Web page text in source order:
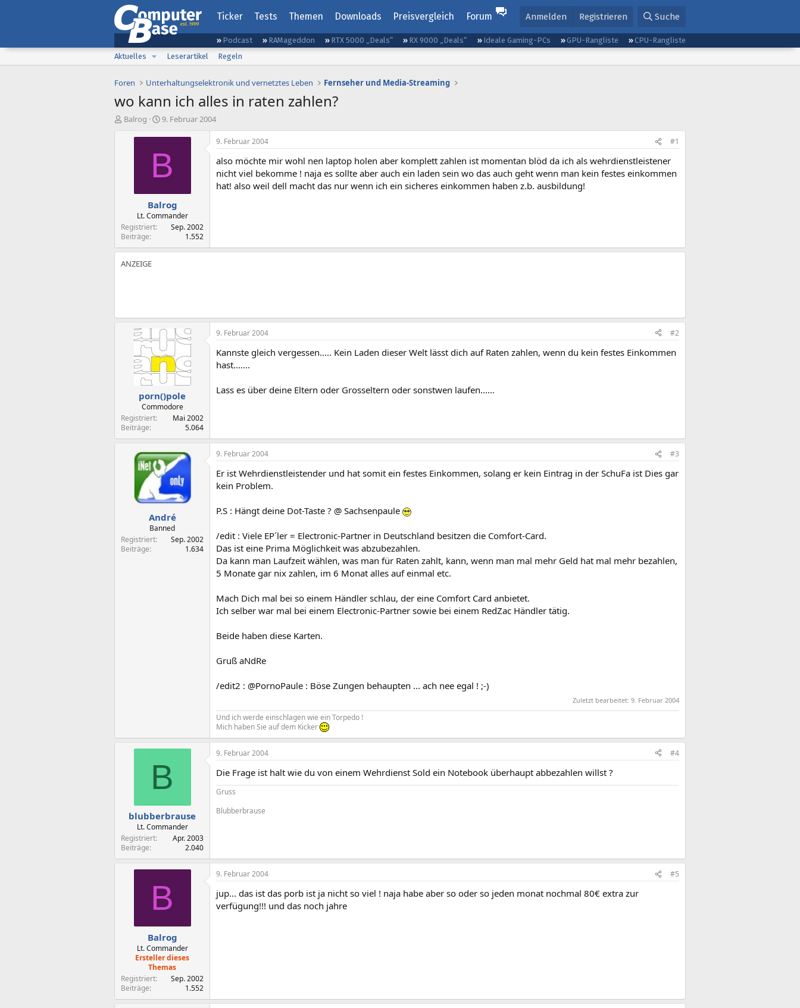
Ticker Tests Themen Downloads Preisvergleich Forum Anmelden Registrieren Suche
Podcast RAMageddon RTX 5000 „Deals“ RX 9000 „Deals“ Ideale Gaming-PCs GPU-Rangliste
CPU-Rangliste
Aktuelles
Leserartikel Regeln
Foren Unterhaltungselektronik und vernetztes Leben Fernseher und Media-Streaming
wo kann ich alles in raten zahlen?
E
Balrog
E
s
e
l
t
a
m
9. Februar 2004
B
Balrog
Lt. Commander
Registriert
Sep. 2002
Beiträge
1.552
9. Februar 2004 #1
also möchte mir wohl nen laptop holen aber komplett zahlen ist momentan blöd da ich als wehrdienstleistener
nicht viel bekomme ! naja es sollte aber auch ein laden sein wo das auch geht wenn man kein festes einkommen
hat! also weil dell macht das nur wenn ich ein sicheres einkommen haben z.b. ausbildung!
porn()pole
Commodore
Registriert
Mai 2002
Beiträge
5.064
9. Februar 2004 #2
Kannste gleich vergessen..... Kein Laden dieser Welt lässt dich auf Raten zahlen, wenn du kein festes Einkommen
hast.......
Lass es über deine Eltern oder Grosseltern oder sonstwen laufen......
André
Banned
Registriert
Sep. 2002
Beiträge
1.634
9. Februar 2004 #3
Er ist Wehrdienstleistender und hat somit ein festes Einkommen, solang er kein Eintrag in der SchuFa ist Dies gar
kein Problem.
P.S : Hängt deine Dot-Taste ? @ Sachsenpaule
/edit : Viele EP´ler = Electronic-Partner in Deutschland besitzen die Comfort-Card.
Das ist eine Prima Möglichkeit was abzubezahlen.
Da kann man Laufzeit wählen, was man für Raten zahlt, kann, wenn man mal mehr Geld hat mal mehr bezahlen,
5 Monate gar nix zahlen, im 6 Monat alles auf einmal etc.
Mach Dich mal bei so einem Händler schlau, der eine Comfort Card anbietet.
Ich selber war mal bei einem Electronic-Partner sowie bei einem RedZac Händler tätig.
Beide haben diese Karten.
Gruß aNdRe
/edit2 : @PornoPaule : Böse Zungen behaupten ... ach nee egal ! ;-)
Zuletzt bearbeitet: 9. Februar 2004
Und ich werde einschlagen wie ein Torpedo !
Mich haben Sie auf dem Kicker
B
blubberbrause
Lt. Commander
Registriert
Apr. 2003
Beiträge
2.040
9. Februar 2004 #4
Die Frage ist halt wie du von einem Wehrdienst Sold ein Notebook überhaupt abbezahlen willst ?
Gruss
Blubberbrause
B
Balrog
Lt. Commander
Ersteller dieses
Themas
Registriert
Sep. 2002
Beiträge
1.552
9. Februar 2004 #5
jup... das ist das porb ist ja nicht so viel ! naja habe aber so oder so jeden monat nochmal 80€ extra zur
verfügung!!! und das noch jahre